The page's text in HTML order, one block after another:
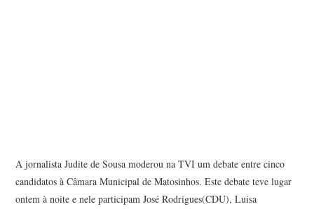
A jornalista Judite de Sousa moderou na TVI um debate entre cinco
candidatos à Câmara Municipal de Matosinhos. Este debate teve lugar
ontem à noite e nele participam José Rodrigues(CDU), Luisa